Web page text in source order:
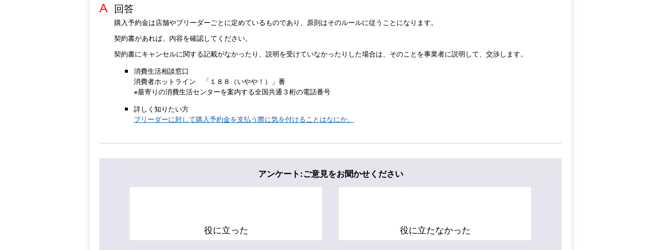
回答
購入予約金は店舗やブリーダーごとに定めているものであり、原則はそのルールに従うことになります。
契約書があれば、内容を確認してください。
契約書にキャンセルに関する記載がなかったり、説明を受けていなかったりした場合は、そのことを事業者に説明して、交渉します。
消費生活相談窓口
消費者ホットライン 「１８８（いやや！）」番
※最寄りの消費生活センターを案内する全国共通３桁の電話番号
詳しく知りたい方
ブリーダーに対して購入予約金を支払う際に気を付けることはなにか。
アンケート:ご意見をお聞かせください
役に立った 役に立たなかった